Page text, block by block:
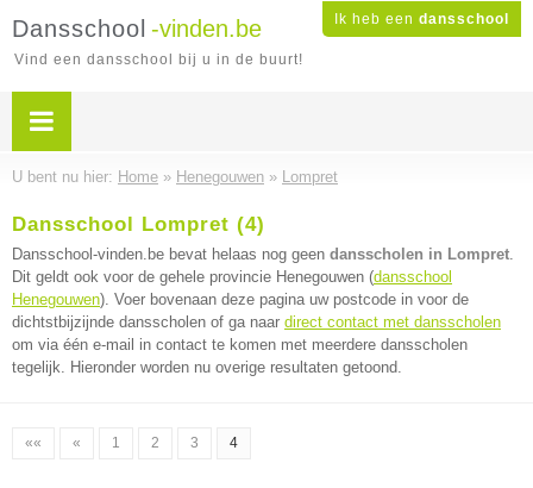
Ik heb een dansschool
Dansschool -vinden.be
Vind een dansschool bij u in de buurt!
U bent nu hier: Home » Henegouwen » Lompret
Dansschool Lompret (4)
Dansschool-vinden.be bevat helaas nog geen dansscholen in Lompret.
Dit geldt ook voor de gehele provincie Henegouwen (dansschool
Henegouwen). Voer bovenaan deze pagina uw postcode in voor de
dichtstbijzijnde dansscholen of ga naar direct contact met dansscholen
om via één e-mail in contact te komen met meerdere dansscholen
tegelijk. Hieronder worden nu overige resultaten getoond.
«« « 1 2 3 4